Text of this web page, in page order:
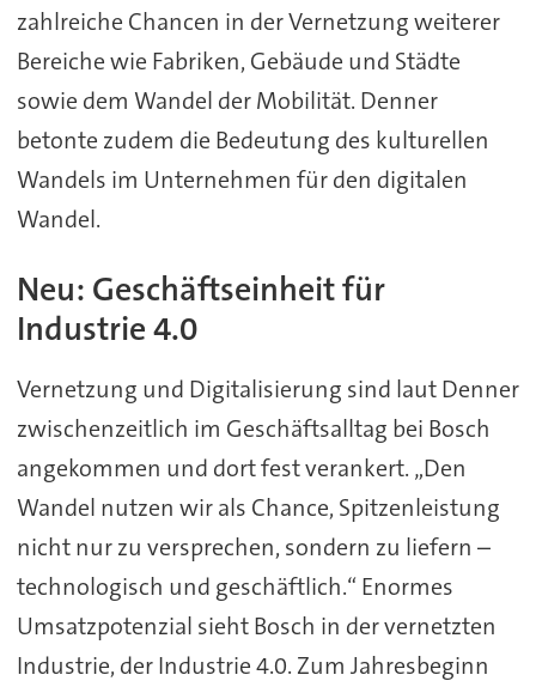
zahlreiche Chancen in der Vernetzung weiterer
Bereiche wie Fabriken, Gebäude und Städte
sowie dem Wandel der Mobilität. Denner
betonte zudem die Bedeutung des kulturellen
Wandels im Unternehmen für den digitalen
Wandel.
Neu: Geschäftseinheit für
Industrie 4.0
Vernetzung und Digitalisierung sind laut Denner
zwischenzeitlich im Geschäftsalltag bei Bosch
angekommen und dort fest verankert. „Den
Wandel nutzen wir als Chance, Spitzenleistung
nicht nur zu versprechen, sondern zu liefern –
technologisch und geschäftlich.“ Enormes
Umsatzpotenzial sieht Bosch in der vernetzten
Industrie, der Industrie 4.0. Zum Jahresbeginn